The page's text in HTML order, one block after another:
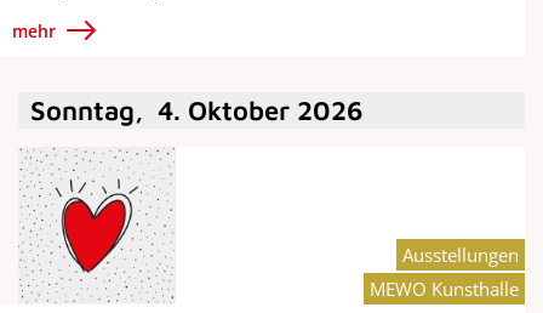
mehr
Sonntag, 4. Oktober 2026
Ausstellungen
MEWO Kunsthalle